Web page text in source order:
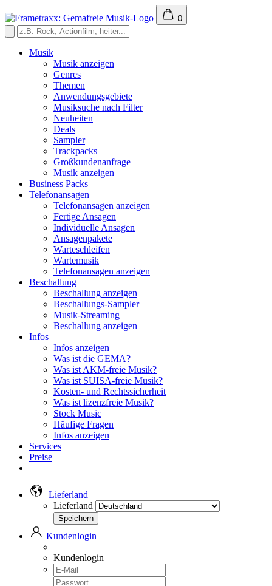
0
Musik
Musik anzeigen
Genres
Themen
Anwendungsgebiete
Musiksuche nach Filter
Neuheiten
Deals
Sampler
Trackpacks
Großkundenanfrage
Musik anzeigen
Business Packs
Telefonansagen
Telefonansagen anzeigen
Fertige Ansagen
Individuelle Ansagen
Ansagenpakete
Warteschleifen
Wartemusik
Telefonansagen anzeigen
Beschallung
Beschallung anzeigen
Beschallungs-Sampler
Musik-Streaming
Beschallung anzeigen
Infos
Infos anzeigen
Was ist die GEMA?
Was ist AKM-freie Musik?
Was ist SUISA-freie Musik?
Kosten- und Rechtssicherheit
Was ist lizenzfreie Musik?
Stock Music
Häufige Fragen
Infos anzeigen
Services
Preise
Lieferland
Lieferland
Kundenlogin
Kundenlogin